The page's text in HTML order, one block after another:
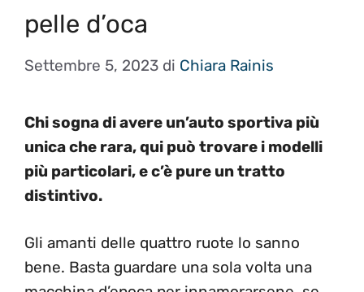
pelle d’oca
Settembre 5, 2023 di Chiara Rainis
Chi sogna di avere un’auto sportiva più
unica che rara, qui può trovare i modelli
più particolari, e c’è pure un tratto
distintivo.
Gli amanti delle quattro ruote lo sanno
bene. Basta guardare una sola volta una